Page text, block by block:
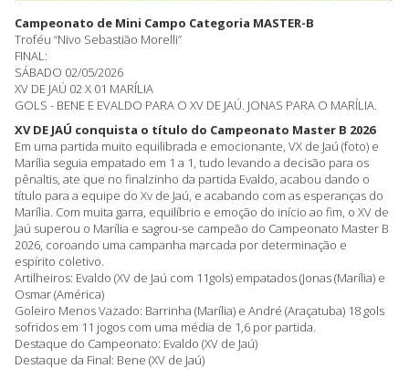
Campeonato de Mini Campo Categoria MASTER-B
Troféu “Nivo Sebastião Morelli”
FINAL:
SÁBADO 02/05/2026
XV DE JAÚ 02 X 01 MARÍLIA
GOLS - BENE E EVALDO PARA O XV DE JAÚ. JONAS PARA O MARÍLIA.
XV DE JAÚ conquista o título do Campeonato Master B 2026
Em uma partida muito equilibrada e emocionante, VX de Jaú (foto) e
Marília seguia empatado em 1 a 1, tudo levando a decisão para os
pênaltis, ate que no finalzinho da partida Evaldo, acabou dando o
título para a equipe do Xv de Jaú, e acabando com as esperanças do
Marília. Com muita garra, equilíbrio e emoção do início ao fim, o XV de
Jaú superou o Marília e sagrou-se campeão do Campeonato Master B
2026, coroando uma campanha marcada por determinação e
espírito coletivo.
Artilheiros: Evaldo (XV de Jaú com 11gols) empatados (Jonas (Marília) e
Osmar (América)
Goleiro Menos Vazado: Barrinha (Marília) e André (Araçatuba) 18 gols
sofridos em 11 jogos com uma média de 1,6 por partida.
Destaque do Campeonato: Evaldo (XV de Jaú)
Destaque da Final: Bene (XV de Jaú)